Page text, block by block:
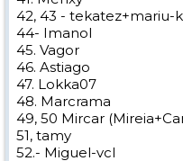
42, 43 - tekatez+mariu-k
44- Imanol
45. Vagor
46. Astiago
47. Lokka07
48. Marcrama
49, 50 Mircar
51, tamy
52.- Miguel-vcl